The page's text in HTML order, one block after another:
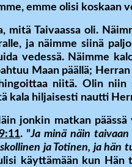
emme olisi koskaan
mitä Taivaassa oli.
ja näimme siinä
vedessä. Näimme
Maan päällä;
niitä. Olin
kala hiljaisesti nautti
jonkin matkan
. ”Ja minä näin taivaan
ja Totinen, ja hän
käyttämään kun Hän